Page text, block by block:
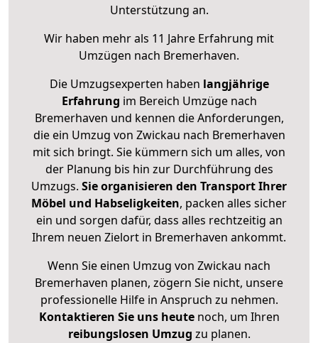
Unterstützung an.
Wir haben mehr als 11 Jahre Erfahrung mit
Umzügen nach Bremerhaven.
Die Umzugsexperten haben langjährige
Erfahrung im Bereich Umzüge nach
Bremerhaven und kennen die Anforderungen,
die ein Umzug von Zwickau nach Bremerhaven
mit sich bringt. Sie kümmern sich um alles, von
der Planung bis hin zur Durchführung des
Umzugs. Sie organisieren den Transport Ihrer
Möbel und Habseligkeiten, packen alles sicher
ein und sorgen dafür, dass alles rechtzeitig an
Ihrem neuen Zielort in Bremerhaven ankommt.
Wenn Sie einen Umzug von Zwickau nach
Bremerhaven planen, zögern Sie nicht, unsere
professionelle Hilfe in Anspruch zu nehmen.
Kontaktieren Sie uns heutenoch, um Ihren
reibungslosen Umzug zu planen.